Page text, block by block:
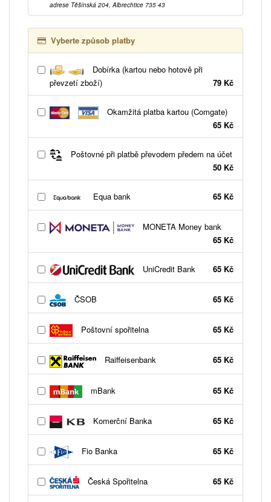
adrese Těšínská 204, Albrechtice 735 43
Vyberte způsob platby
Dobírka (kartou nebo hotově při
převzetí zboží)
79 Kč
Okamžitá platba kartou (Comgate)
65 Kč
Poštovné při platbě převodem předem na účet
50 Kč
Equa bank 65 Kč
MONETA Money bank
65 Kč
UniCredit Bank 65 Kč
ČSOB 65 Kč
Poštovní spořitelna 65 Kč
Raiffeisenbank 65 Kč
mBank 65 Kč
Komerční Banka 65 Kč
Fio Banka 65 Kč
Česká Spořitelna 65 Kč